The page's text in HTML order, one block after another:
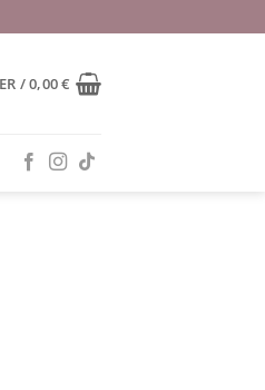
/0,00€